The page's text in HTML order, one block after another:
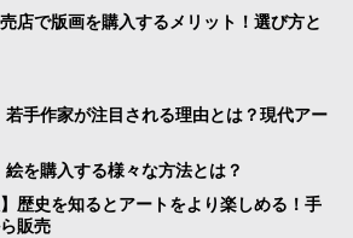
店で版画を購入するメリット！選び方と
若手作家が注目される理由とは？現代アー
絵を購入する様々な方法とは？
】歴史を知るとアートをより楽しめる！手
販売